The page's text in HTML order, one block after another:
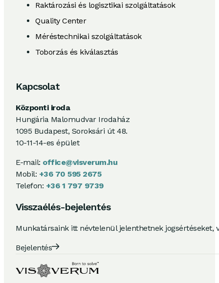
Raktározási és logisztikai szolgáltatások
Quality Center
Méréstechnikai szolgáltatások
Toborzás és kiválasztás
Kapcsolat
Központi iroda
Hungária Malomudvar Irodaház
1095 Budapest, Soroksári út 48.
10-11-14-es épület
E-mail: office@visverum.hu
Mobil: +36 70 595 2675
Telefon: +36 1 797 9739
Visszaélés-bejelentés
Munkatársaink itt névtelenül jelenthetnek jogsértéseket,
Bejelentés